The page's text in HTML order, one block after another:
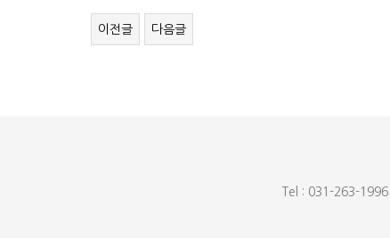
이전글 다음글
Tel : 031-263-1996